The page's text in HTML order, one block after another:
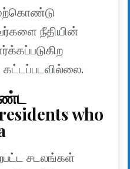
நீதியின்
who
சடலங்கள்